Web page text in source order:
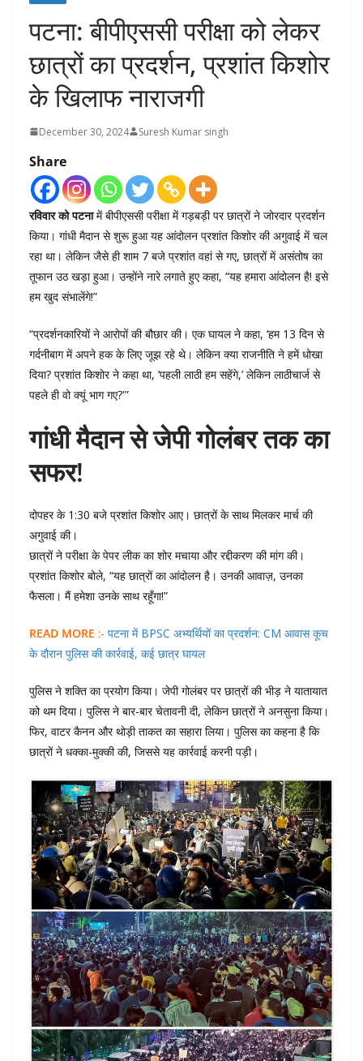
पटना: बीपीएससी परीक्षा को लेकर
छात्रों का प्रदर्शन, प्रशांत किशोर
के खिलाफ नाराजगी
December 30, 2024 Suresh Kumar singh
Share
रविवार को पटनामें बीपीएससी परीक्षा में गड़बड़ी पर छात्रों ने जोरदार प्रदर्शन
किया। गांधी मैदान से शुरू हुआ यह आंदोलन प्रशांत किशोर की अगुवाई में चल
रहा था। लेकिन जैसे ही शाम 7 बजे प्रशांत वहां से गए, छात्रों में असंतोष का
तूफान उठ खड़ा हुआ। उन्होंने नारे लगाते हुए कहा, “यह हमारा आंदोलन है! इसे
हम खुद संभालेंगे!”
“प्रदर्शनकारियों ने आरोपों की बौछार की। एक घायल ने कहा, ‘हम 13 दिन से
गर्दनीबाग में अपने हक के लिए जूझ रहे थे। लेकिन क्या राजनीति ने हमें धोखा
दिया? प्रशांत किशोर ने कहा था, ‘पहली लाठी हम सहेंगे,’ लेकिन लाठीचार्ज से
पहले ही वो क्यूं भाग गए?'”
गांधी मैदान से जेपी गोलंबर तक का
सफर!
दोपहर के 1:30 बजे प्रशांत किशोर आए। छात्रों के साथ मिलकर मार्च की
अगुवाई की।
छात्रों ने परीक्षा के पेपर लीक का शोर मचाया और रद्दीकरण की मांग की।
प्रशांत किशोर बोले, “यह छात्रों का आंदोलन है। उनकी आवाज़, उनका
फैसला। मैं हमेशा उनके साथ रहूँगा!”
READ MORE :- पटना में BPSC अभ्यर्थियों का प्रदर्शन: CM आवास कूच
के दौरान पुलिस की कार्रवाई, कई छात्र घायल
पुलिस ने शक्ति का प्रयोग किया। जेपी गोलंबर पर छात्रों की भीड़ ने यातायात
को थम दिया। पुलिस ने बार-बार चेतावनी दी, लेकिन छात्रों ने अनसुना किया।
फिर, वाटर कैनन और थोड़ी ताकत का सहारा लिया। पुलिस का कहना है कि
छात्रों ने धक्का-मुक्की की, जिससे यह कार्रवाई करनी पड़ी।